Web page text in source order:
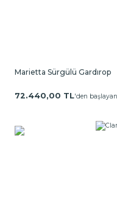
Marietta Sürgülü Gardırop
72.440,00 TL'den